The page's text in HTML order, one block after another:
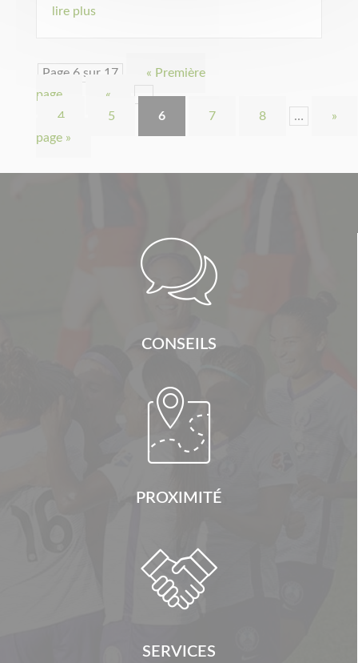
lire plus
Page 6 sur 17
« Première
page
«
…
4
5 6 7 8 …
»
page »

CONSEILS

PROXIMITÉ

SERVICES